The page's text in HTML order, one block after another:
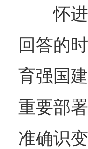
怀进鹏
回答的
育强国
重要部
准确识